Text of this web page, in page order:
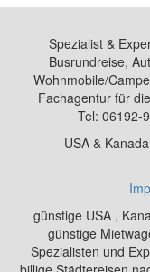
Spezialist &
Busrundreise,
Wohnmobile/
Fachagentur für
Tel: 06192-
USA &
günstige USA ,
günstige
Spezialisten und